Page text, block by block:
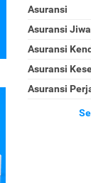
Asuransi
Asuransi Jiwa
Asuransi
Asuransi
Asuransi